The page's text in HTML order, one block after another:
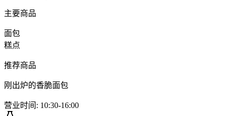
主要商品
面包
糕点
推荐商品
刚出炉的香脆面包
营业时间 : 10:30-16:00